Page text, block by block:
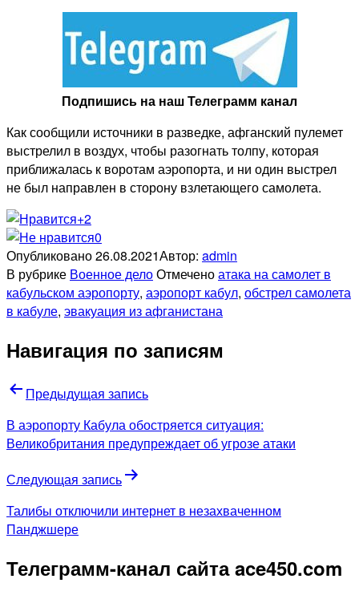
Подпишись на наш Телеграмм канал
Как сообщили источники в разведке, афганский пулемет
выстрелил в воздух, чтобы разогнать толпу, которая
приближалась к воротам аэропорта, и ни один выстрел
не был направлен в сторону взлетающего самолета.
+2
0
Опубликовано26.08.2021Автор: admin
В рубрике Военное делоОтмеченоатака на самолет в
кабульском аэропорту, аэропорт кабул, обстрел самолета
в кабуле, эвакуация из афганистана
Навигация по записям
Предыдущая запись
В аэропорту Кабула обостряется ситуация:
Великобритания предупреждает об угрозе атаки
Следующая запись
Талибы отключили интернет в незахваченном
Панджшере
Телеграмм-канал сайта ace450.com